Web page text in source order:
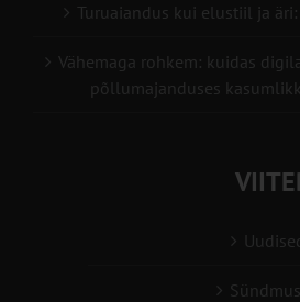
Turuaiandus kui elustiil ja
Vähemaga rohkem: kuidas
põllumajanduses